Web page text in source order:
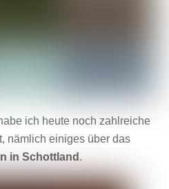
ich heute noch zahlreiche
nämlich einiges über das
in Schottland .